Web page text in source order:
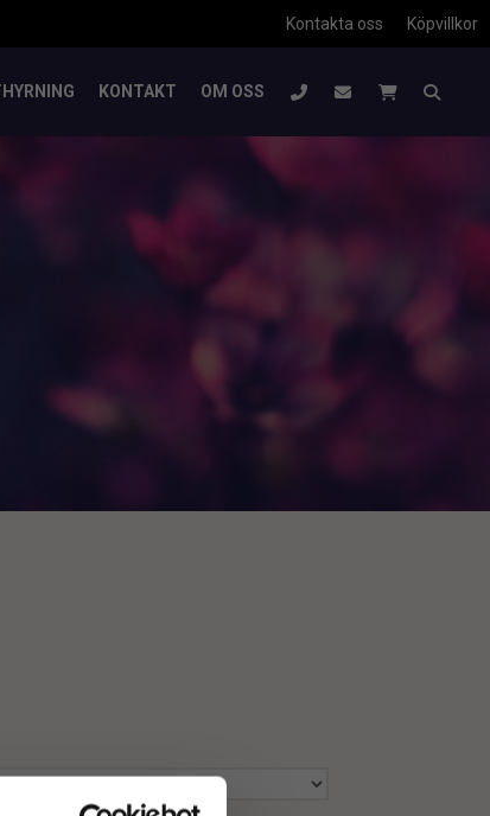
Köpvillkor
Kontakta oss
KONTAKT OM OSS